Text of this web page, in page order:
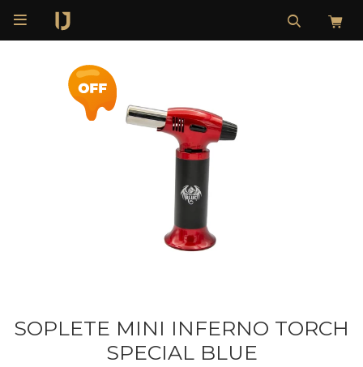

SOPLETE MINI INFERNO TORCH
SPECIAL BLUE